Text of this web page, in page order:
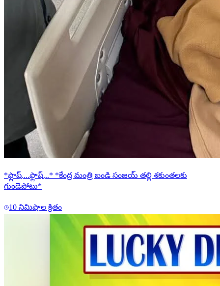
*ఫ్లాష్....ఫ్లాష్...* *కేంద్ర మంత్రి బండి సంజయ్ తల్లి శకుంతలకు
గుండెపోటు*
10 నిమిషాల క్రితం